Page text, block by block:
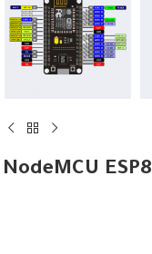
NodeMCU